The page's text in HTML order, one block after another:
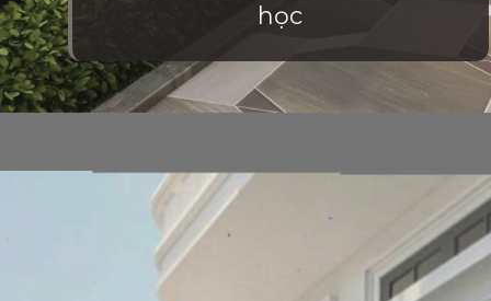
học
https://vietnamxua.edu.vn/thiet-ke-san-vuon-nha-biet-thu